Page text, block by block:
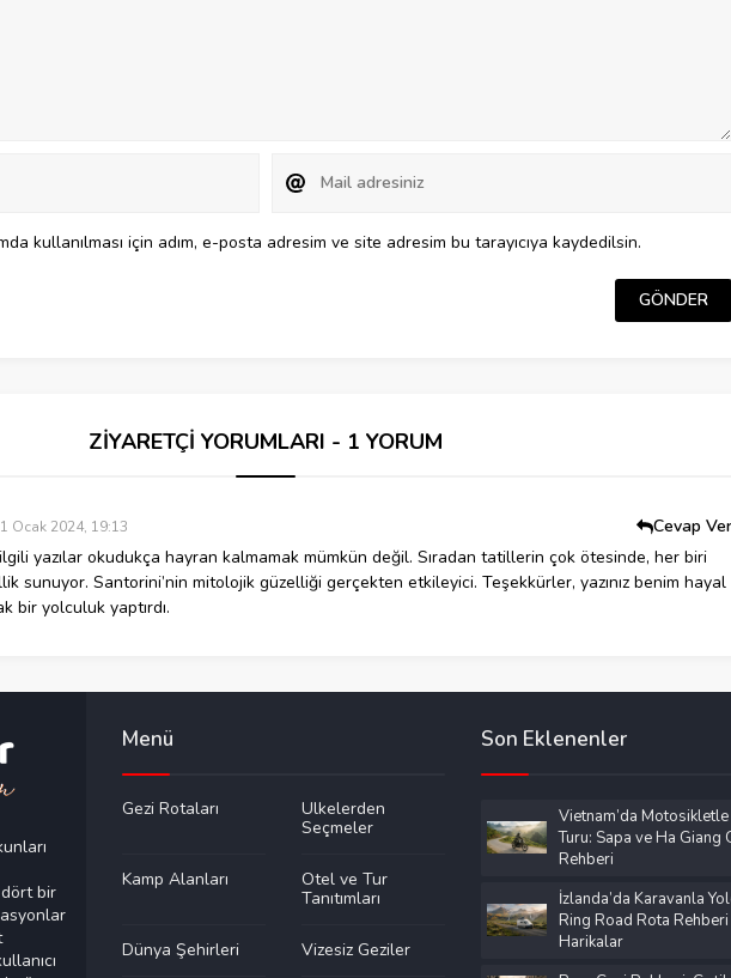
kullanılması için adım, e-posta adresim ve site adresim bu tarayıcıya kaydedilsin.
ZİYARETÇİ YORUMLARI - 1 YORUM
Ocak 2024, 19:13
yazılar okudukça hayran kalmamak mümkün değil. Sıradan tatillerin çok ötesinde, her biri
sunuyor. Santorini’nin mitolojik güzelliği gerçekten etkileyici. Teşekkürler, yazınız benim hayal
bir yolculuk yaptırdı.
Cevap Ver
bir
Menü
Gezi Rotaları
Ülkelerden
Seçmeler
Kamp Alanları
Otel ve Tur
Tanıtımları
Dünya Şehirleri Vizesiz Geziler
Son Eklenenler
Vietnam’da
Turu: Sapa ve Ha Giang
Rehberi
İzlanda’da Karavanla
Ring Road Rota
Harikalar